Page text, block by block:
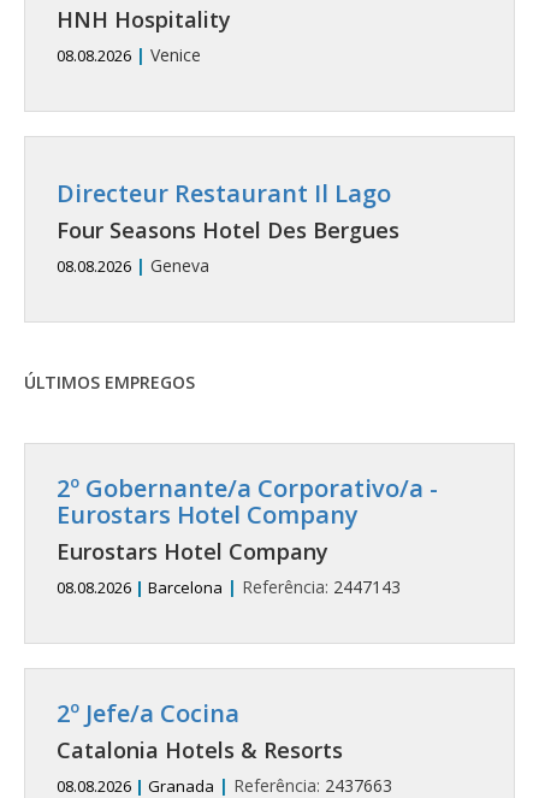
HNH Hospitality
08.08.2026 | Venice
Directeur Restaurant Il Lago
Four Seasons Hotel Des Bergues
08.08.2026 | Geneva
ÚLTIMOS EMPREGOS
2º Gobernante/a Corporativo/a -
Eurostars Hotel Company
Eurostars Hotel Company
08.08.2026 | Barcelona | Referência: 2447143
2º Jefe/a Cocina
Catalonia Hotels & Resorts
08.08.2026 | Granada | Referência: 2437663